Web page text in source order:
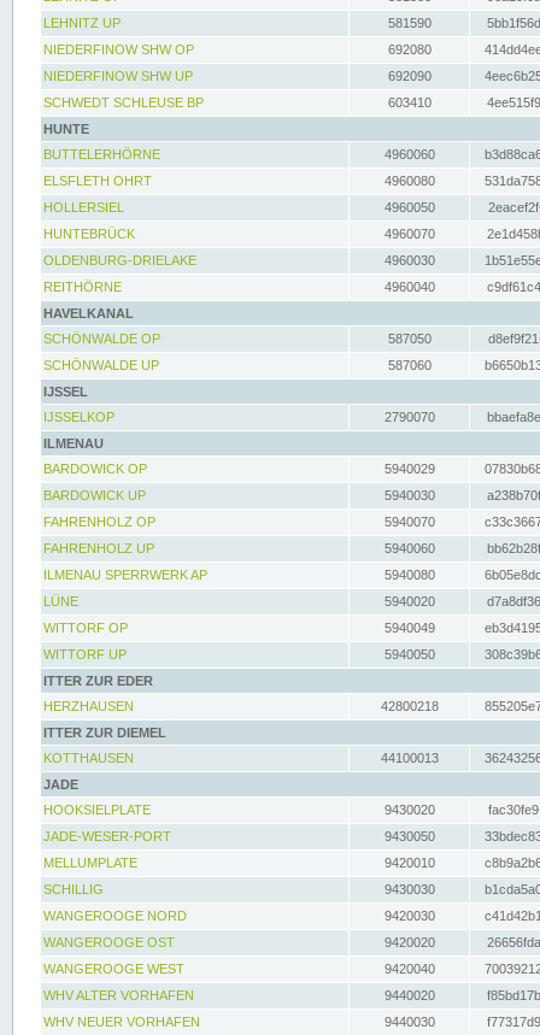
LEHNITZ UP
581590
NIEDERFINOW SHW OP
692080
NIEDERFINOW SHW UP
692090
SCHWEDT SCHLEUSE BP
603410
HUNTE
BUTTELERHÖRNE
4960060
ELSFLETH OHRT
4960080
HOLLERSIEL
4960050
HUNTEBRÜCK
4960070
OLDENBURG-DRIELAKE
4960030
REITHÖRNE
4960040
HAVELKANAL
SCHÖNWALDE OP
587050
SCHÖNWALDE UP
587060
IJSSEL
IJSSELKOP
2790070
ILMENAU
BARDOWICK OP
5940029
BARDOWICK UP
5940030
FAHRENHOLZ OP
5940070
FAHRENHOLZ UP
5940060
ILMENAU SPERRWERK AP
5940080
LÜNE
5940020
WITTORF OP
5940049
WITTORF UP
5940050
ITTER ZUR EDER
HERZHAUSEN
42800218
ITTER ZUR DIEMEL
KOTTHAUSEN
44100013
JADE
HOOKSIELPLATE
9430020
JADE-WESER-PORT
9430050
MELLUMPLATE
9420010
SCHILLIG
9430030
WANGEROOGE NORD
9420030
WANGEROOGE OST
9420020
WANGEROOGE WEST
9420040
WHV ALTER VORHAFEN
9440020
WHV NEUER VORHAFEN
9440030